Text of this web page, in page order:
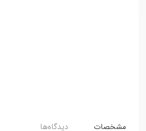
مشخصات دیدگاه‌ها